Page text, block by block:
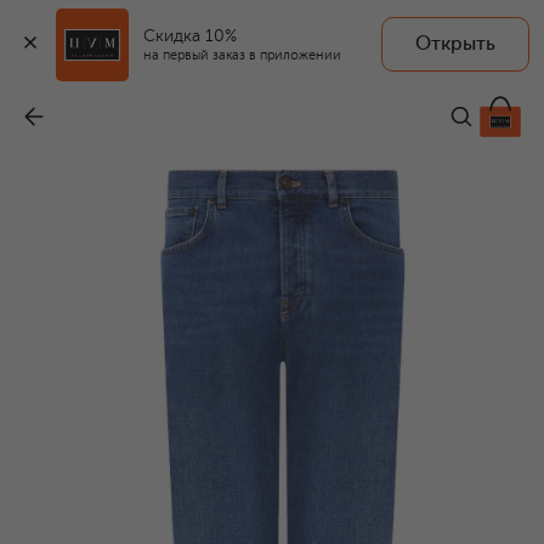
Скидка 10%
на первый заказ в приложении
Открыть